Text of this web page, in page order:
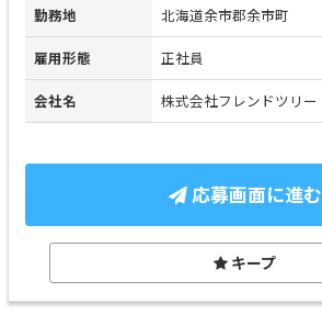
勤務地 北海道余市郡余市町
雇用形態 正社員
会社名 株式会社フレンドツリー
応募画面に進む
キープ